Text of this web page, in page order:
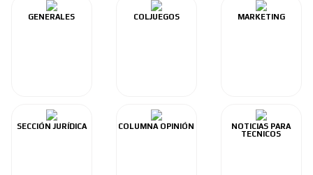
GENERALES COLJUEGOS MARKETING
SECCIÓN JURÍDICA COLUMNA OPINIÓN
NOTICIAS PARA
TECNICOS